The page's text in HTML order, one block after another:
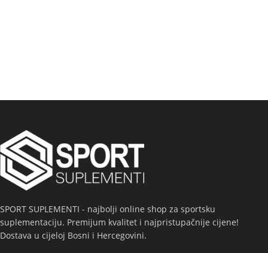
SPORT SUPLEMENTI - najbolji online shop za sportsku
suplementaciju. Premijum kvalitet i najpristupačnije cijene!
Dostava u cijeloj Bosni i Hercegovini.